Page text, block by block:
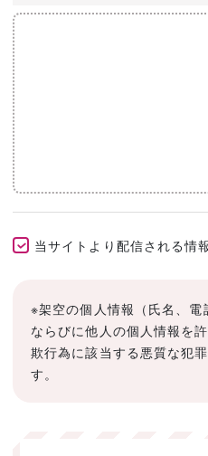
当サイトより配信される情
※架空の個人情報（氏名、電
ならびに他人の個人情報を
欺行為に該当する悪質な犯
す。